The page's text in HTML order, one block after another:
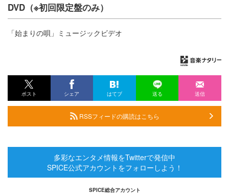
DVD（※初回限定盤のみ）
「始まりの唄」ミュージックビデオ
ポスト シェア はてブ 送る 送信
RSSフィードの購読はこちら
多彩なエンタメ情報をTwitterで発信中
SPICE公式アカウントをフォローしよう！
SPICE総合アカウント